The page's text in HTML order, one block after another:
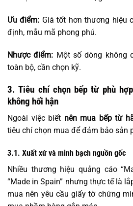
Ưu điểm: Giá tốt hơn thương hiệu
định, mẫu mã phong phú.
Nhược điểm: Một số dòng không
toàn bộ, cần chọn kỹ.
3. Tiêu chí chọn bếp từ phù
không hối hận
Ngoài việc biết nên mua bếp từ
tiêu chí chọn mua để đảm bảo sản
3.1. Xuất xứ và minh bạch nguồn gốc
Nhiều thương hiệu quảng cáo
“Made in Spain” nhưng thực tế là
mua nên yêu cầu giấy tờ chứng